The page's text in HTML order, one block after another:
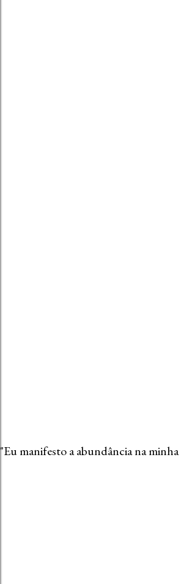
"Eu manifesto a abundância na